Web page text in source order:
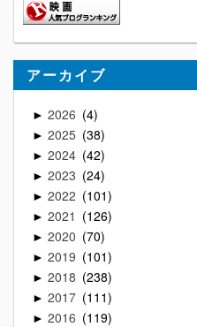
アーカイブ
► 2026 4
► 2025 38
► 2024 42
► 2023 24
► 2022 101
► 2021 126
► 2020 70
► 2019 101
► 2018 238
► 2017 111
► 2016 119